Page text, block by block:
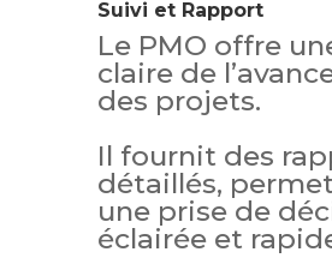
Suivi et Rapport
Le PMO offre
claire de
des projets.
Il fournit des
détaillés,
une prise de
éclairée et